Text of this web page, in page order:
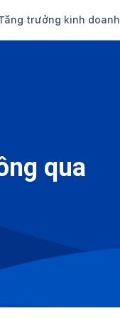
trưởng kinh doanh
qua